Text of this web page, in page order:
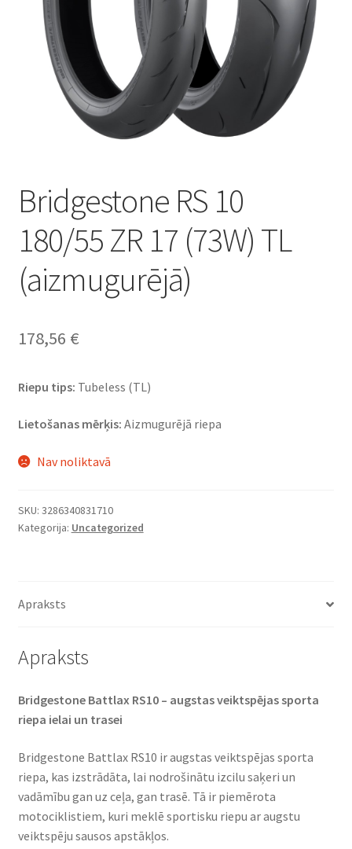
Bridgestone RS 10
180/55 ZR 17 (73W) TL
(aizmugurējā)
178,56 €
Riepu tips: Tubeless (TL)
Lietošanas mērķis: Aizmugurējā riepa
Nav noliktavā
SKU: 3286340831710
Kategorija: Uncategorized
Apraksts
Apraksts
Bridgestone Battlax RS10 – augstas veiktspējas sporta
riepa ielai un trasei​
Bridgestone Battlax RS10 ir augstas veiktspējas sporta
riepa, kas izstrādāta, lai nodrošinātu izcilu saķeri un
vadāmību gan uz ceļa, gan trasē. Tā ir piemērota
motociklistiem, kuri meklē sportisku riepu ar augstu
veiktspēju sausos apstākļos.​